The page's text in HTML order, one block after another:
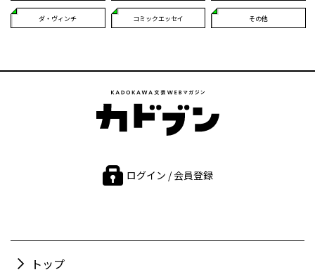
ダ・ヴィンチ コミックエッセイ その他
ログイン / 会員登録
トップ